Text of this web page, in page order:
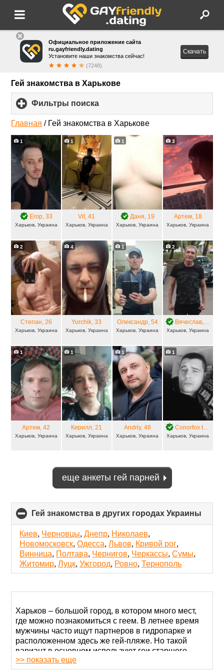
Официальное приложение сайта
ru.gayfriendly.dating
Установите наши знакомства сейчас!
(7248)
Скачать
Гей знакомства в Харькове
Фильтры поиска
to
expand
contents
Главная / Гей знакомства в Харькове
1
Егор, 33
Харьков, Украина
1
Vit, 41
Харьков, Украина
1
Даня, 19
Харьков, Украина
3
Артем, 18
Харьков, Украина
2
Степан, 26
Харьков, Украина
4
Yurchik, 33
Харьков, Украина
1
Олександр, 54
Харьков, Украина
2
Вячеслав, 49
Харьков, Украина
1
Артем, 42
Харьков, Украина
1
Кирилл, 21
Харьков, Украина
1
Andriy, 48
Харьков, Украина
1
Conorfox tg , 34
Харьков, Украина
еще анкеты гей парней
Гей знакомства в других городах Украины
to
Киев, Черновцы,Днепр, Николаев,
Новомосковск,Одесса,Львов, Кривой рог,
Винница, Полтава, Чернигов, Черкассы,Сумы,
Житомир,Луцк,Ужгород, Ровно,Тернополь
Харьков – большой город, в котором много мест,
где можно познакомиться с геем. В летнее время
мужчины часто ищут партнеров в гидропарке и
расположенном здесь же гей-пляже. Но такой
вариант в основном используют геи старшего
возраста. Молодежь можно увидеть на площади
>> показать еще